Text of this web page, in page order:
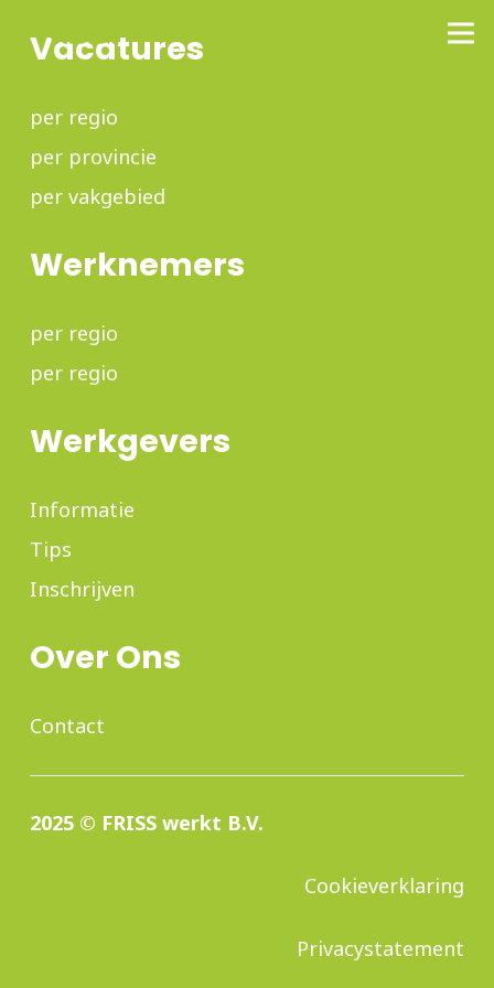
Vacatures
per regio
per provincie
per vakgebied
Werknemers
per regio
per regio
Werkgevers
Informatie
Tips
Inschrijven
Over Ons
Contact
2025 © FRISS werkt B.V.
Cookieverklaring
Privacystatement